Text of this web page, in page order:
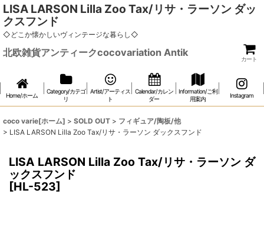
LISA LARSON Lilla Zoo Tax/リサ・ラーソン ダッ
クスフンド
◇どこか懐かしいヴィンテージな暮らし◇
北欧雑貨アンティークcocovariation Antik
カート
Home/ホーム
Category/カテゴ
リ
Artist/アーティス
ト
Calendar/カレン
ダー
Information/ご利
用案内
Instagram
coco varie[ホーム] > SOLD OUT > フィギュア/陶板/他
> LISA LARSON Lilla Zoo Tax/リサ・ラーソン ダックスフンド
LISA LARSON Lilla Zoo Tax/リサ・ラーソン ダ
ックスフンド
[HL-523]